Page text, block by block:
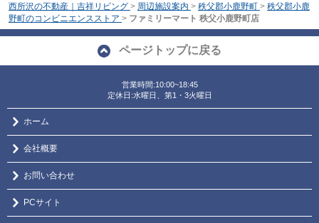
西所沢の不動産｜吉祥リビング > 周辺施設案内 > 秩父郡小鹿野町 > 秩父郡小鹿
野町のコンビニエンスストア > ファミリーマート 秩父小鹿野町店
ページトップに戻る
営業時間:10:00~18:45
定休日:水曜日、第1・3火曜日
ホーム
会社概要
お問い合わせ
PCサイト